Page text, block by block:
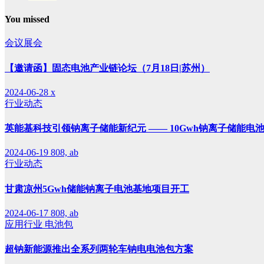
You missed
会议展会
【邀请函】固态电池产业链论坛（7月18日|苏州）
2024-06-28 x
行业动态
英能基科技引领钠离子储能新纪元 —— 10Gwh钠离子储能电
2024-06-19 808, ab
行业动态
甘肃凉州5Gwh储能钠离子电池基地项目开工
2024-06-17 808, ab
应用行业 电池包
超钠新能源推出全系列两轮车钠电电池包方案